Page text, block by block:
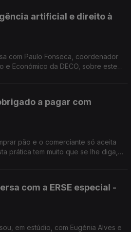
artificial e direito à
com Paulo Fonseca, coordenador
e Económico da DECO, sobre este
a pagar com
pão e o comerciante só aceita
prática tem muito que se lhe diga,
com a ERSE especial -
em estúdio, com Eugénia Alves e